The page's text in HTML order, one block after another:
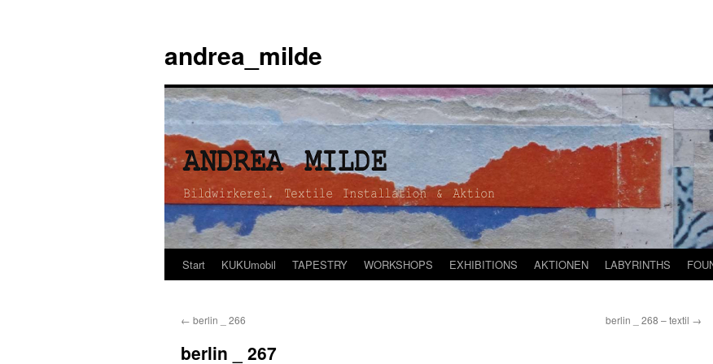
andrea_milde
Zum
springen
Start KUKUmobil TAPESTRY WORKSHOPS EXHIBITIONS AKTIONEN LABYRINTHS
← berlin _ 266 berlin _ 268 – textil →
berlin _ 267